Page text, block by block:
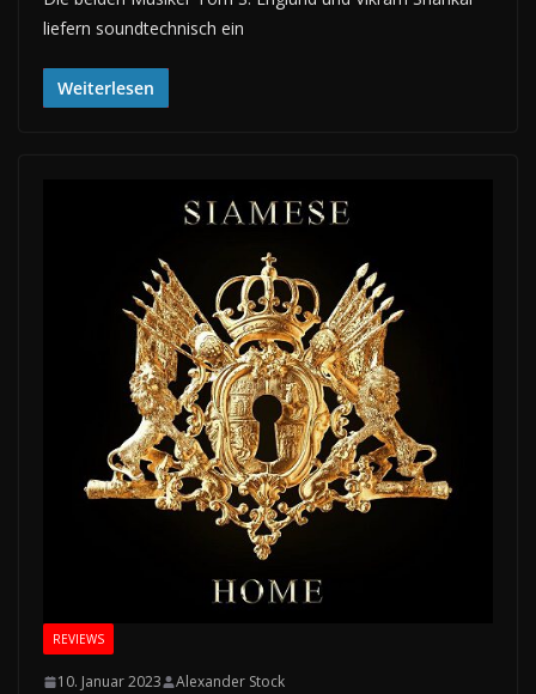
liefern soundtechnisch ein
Weiterlesen
REVIEWS
10. Januar 2023 Alexander Stock